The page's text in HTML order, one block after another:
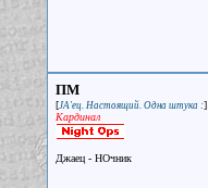
ПМ
[JA'ец. Настоящий. Одна штука :]
Кардинал
Джаец - НОчник